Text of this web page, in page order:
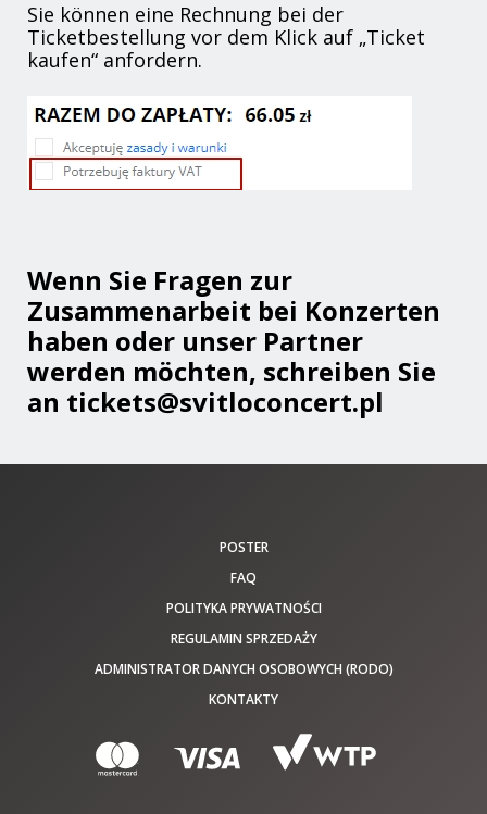
Sie können eine Rechnung bei der
Ticketbestellung vor dem Klick auf „Ticket
kaufen“ anfordern.
Wenn Sie Fragen zur
Zusammenarbeit bei Konzerten
haben oder unser Partner
werden möchten, schreiben Sie
an tickets@svitloconcert.pl
POSTER
FAQ
POLITYKA PRYWATNOŚCI
REGULAMIN SPRZEDAŻY
ADMINISTRATOR DANYCH OSOBOWYCH (RODO)
KONTAKTY